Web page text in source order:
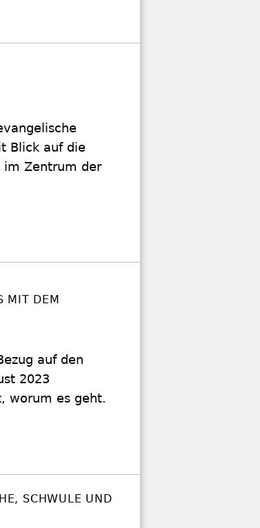
Blick auf die
im Zentrum der
MIT DEM
auf den
2023
worum es geht.
SCHWULE UND